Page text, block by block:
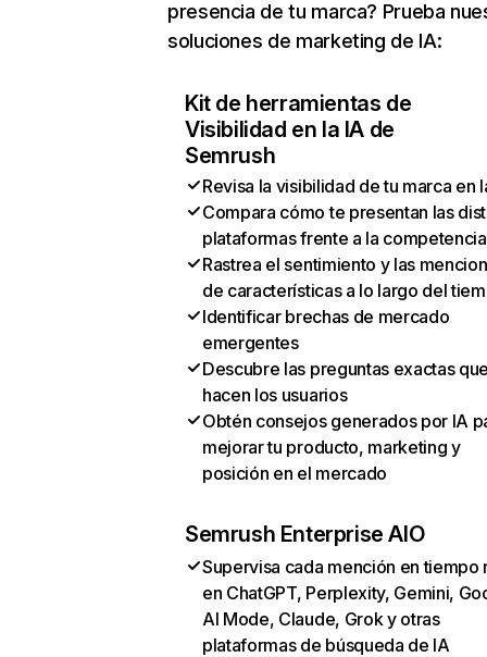
presencia de tu marca? Prueba
soluciones de marketing de IA:
Kit de herramientas de
Visibilidad en la IA de
Semrush
Revisa la visibilidad de tu marca en
Compara cómo te presentan las
plataformas frente a la competencia
Rastrea el sentimiento y las
de características a lo largo del
Identificar brechas de mercado
emergentes
Descubre las preguntas exactas
hacen los usuarios
Obtén consejos generados por IA
mejorar tu producto, marketing y
posición en el mercado
Semrush Enterprise AIO
Supervisa cada mención en tiempo
en ChatGPT, Perplexity, Gemini,
AI Mode, Claude, Grok y otras
plataformas de búsqueda de IA